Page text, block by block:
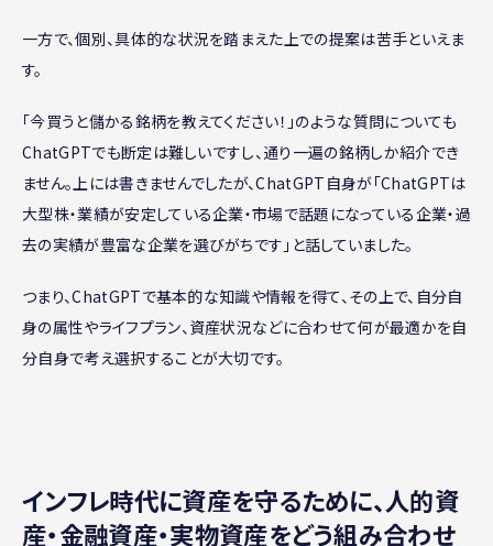
一方で、個別、具体的な状況を踏まえた上での提案は苦手といえま
す。
「今買うと儲かる銘柄を教えてください！」のような質問についても
ChatGPTでも断定は難しいですし、通り一遍の銘柄しか紹介でき
ません。上には書きませんでしたが、ChatGPT自身が「ChatGPTは
大型株・業績が安定している企業・市場で話題になっている企業・過
去の実績が豊富な企業を選びがちです」と話していました。
つまり、ChatGPTで基本的な知識や情報を得て、その上で、自分自
身の属性やライフプラン、資産状況などに合わせて何が最適かを自
分自身で考え選択することが大切です。
インフレ時代に資産を守るために、人的資
産・金融資産・実物資産をどう組み合わせ